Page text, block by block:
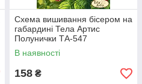
Схема вишивання бісером на
габардині Тела Артис
Полунички ТА-547
В наявності
158 ₴